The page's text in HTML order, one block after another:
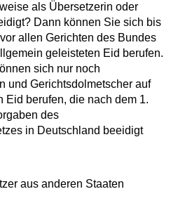
als Übersetzerin oder
Dann können Sie sich bis
allen Gerichten des Bundes
geleisteten Eid berufen.
sich nur noch
und Gerichtsdolmetscher auf
Eid berufen, die nach dem 1.
des
in Deutschland beeidigt
aus anderen Staaten